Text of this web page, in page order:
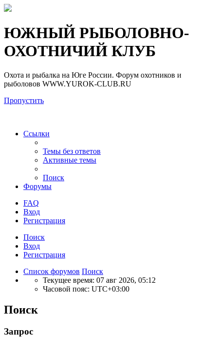
Регистрация
ЮЖНЫЙ РЫБОЛОВНО-
ОХОТНИЧИЙ КЛУБ
Охота и рыбалка на Юге России. Форум охотников и
рыболовов WWW.YUROK-CLUB.RU
Пропустить
Ссылки
Темы без ответов
Активные темы
Поиск
Форумы
FAQ
Вход
Регистрация
Поиск
Вход
Регистрация
Список форумов Поиск
Текущее время: 07 авг 2026, 05:12
Часовой пояс: UTC+03:00
Поиск
Запрос